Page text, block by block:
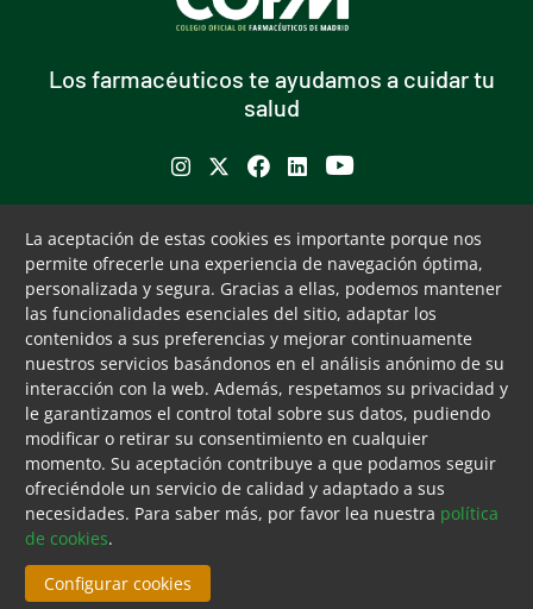
Los farmacéuticos te ayudamos a cuidar tu
salud
Se abre en ventana nueva
Se abre en ventana nueva
Se abre en ventana nueva
Se abre en ventana nueva
Buscador de farmacias
Bolsa de empleo
Formación contínua
Publicaciones y documentos
de interés
Ventanilla única
Canal ético
Servicios colegiales
COFM Servicios 31
Menú pie
Aviso legal Tecla de acceso 8
Accesibilidad Cookies Mapa web Contacto
Farmacéuticos de Madrid. Derechos reservados.
CAMBIAR CONFIGURACIÓN DE COOKIES
La aceptación de estas cookies es importante porque nos
permite ofrecerle una experiencia de navegación óptima,
personalizada y segura. Gracias a ellas, podemos mantener
las funcionalidades esenciales del sitio, adaptar los
contenidos a sus preferencias y mejorar continuamente
nuestros servicios basándonos en el análisis anónimo de su
interacción con la web. Además, respetamos su privacidad y
le garantizamos el control total sobre sus datos, pudiendo
modificar o retirar su consentimiento en cualquier
momento. Su aceptación contribuye a que podamos seguir
ofreciéndole un servicio de calidad y adaptado a sus
necesidades. Para saber más, por favor lea nuestra política
de cookies.
Configurar cookies